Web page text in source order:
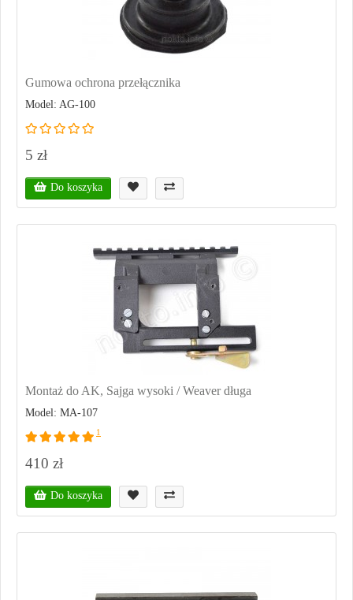
Gumowa ochrona przełącznika
Model: AG-100
5 zł
Do koszyka
Montaż do AK, Sajga wysoki / Weaver długa
Model: MA-107
1
410 zł
Do koszyka